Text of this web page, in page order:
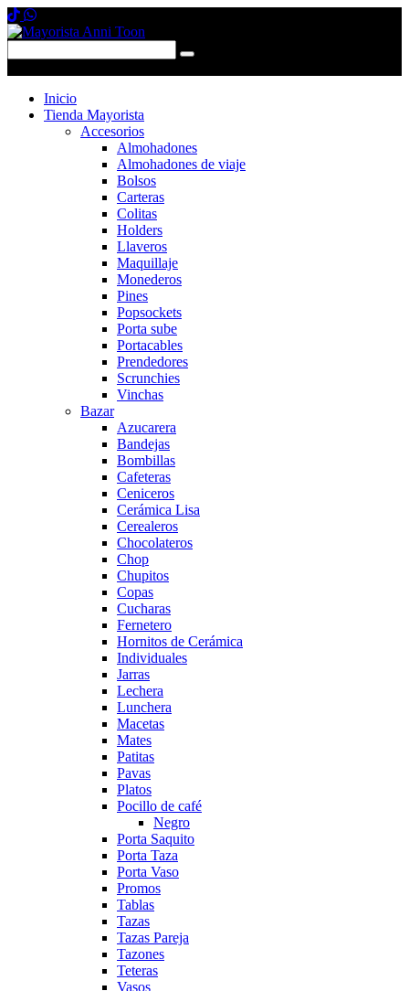
Inicio
Tienda Mayorista
Accesorios
Almohadones
Almohadones de viaje
Bolsos
Carteras
Colitas
Holders
Llaveros
Maquillaje
Monederos
Pines
Popsockets
Porta sube
Portacables
Prendedores
Scrunchies
Vinchas
Bazar
Azucarera
Bandejas
Bombillas
Cafeteras
Ceniceros
Cerámica Lisa
Cerealeros
Chocolateros
Chop
Chupitos
Copas
Cucharas
Fernetero
Hornitos de Cerámica
Individuales
Jarras
Lechera
Lunchera
Macetas
Mates
Patitas
Pavas
Platos
Pocillo de café
Negro
Porta Saquito
Porta Taza
Porta Vaso
Promos
Tablas
Tazas
Tazas Pareja
Tazones
Teteras
Vasos